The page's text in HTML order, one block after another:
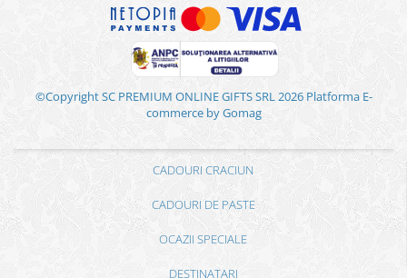
©Copyright SC PREMIUM ONLINE GIFTS SRL 2026 Platforma E-
commerce by Gomag
CADOURI CRACIUN
CADOURI DE PASTE
OCAZII SPECIALE
DESTINATARI